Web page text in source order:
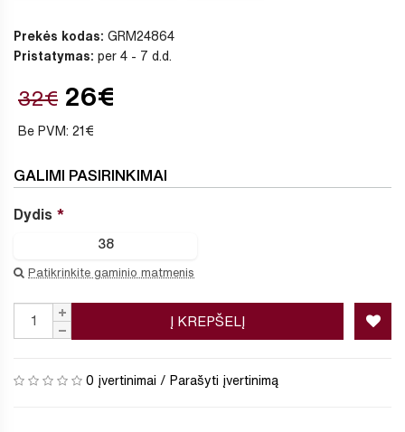
Prekės kodas: GRM24864
Pristatymas: per 4 - 7 d.d.
32€ 26€
Be PVM: 21€
GALIMI PASIRINKIMAI
Dydis
38
Patikrinkite gaminio matmenis
Į KREPŠELĮ
0 įvertinimai / Parašyti įvertinimą